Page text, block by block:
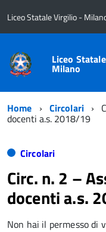
Liceo Statale Virgilio -
Liceo
Milano
Home Circolari
docenti a.s. 2018/19
Circolari
Circ. n. 2 –
docenti a.s.
Non hai il permesso di